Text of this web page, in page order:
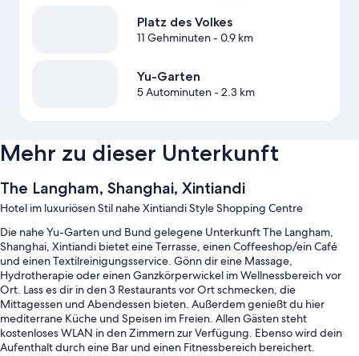
Platz des Volkes
11 Gehminuten- 0.9 km
Yu-Garten
5 Autominuten- 2.3 km
Mehr zu dieser Unterkunft
The Langham, Shanghai, Xintiandi
Hotel im luxuriösen Stil nahe Xintiandi Style Shopping Centre
Die nahe Yu-Garten und Bund gelegene Unterkunft The Langham,
Shanghai, Xintiandi bietet eine Terrasse, einen Coffeeshop/ein Café
und einen Textilreinigungsservice. Gönn dir eine Massage,
Hydrotherapie oder einen Ganzkörperwickel im Wellnessbereich vor
Ort. Lass es dir in den 3 Restaurants vor Ort schmecken, die
Mittagessen und Abendessen bieten. Außerdem genießt du hier
mediterrane Küche und Speisen im Freien. Allen Gästen steht
kostenloses WLAN in den Zimmern zur Verfügung. Ebenso wird dein
Aufenthalt durch eine Bar und einen Fitnessbereich bereichert.